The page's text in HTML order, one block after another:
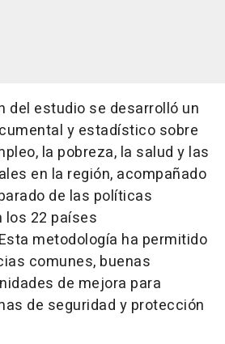
del estudio se desarrolló un
y estadístico sobre
la pobreza, la salud y las
en la región, acompañado
de las políticas
los 22 países
metodología ha permitido
comunes, buenas
de mejora para
de seguridad y protección